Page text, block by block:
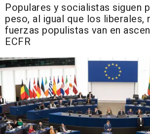
Populares y socialistas siguen
peso, al igual que los liberales,
fuerzas populistas van en
ECFR